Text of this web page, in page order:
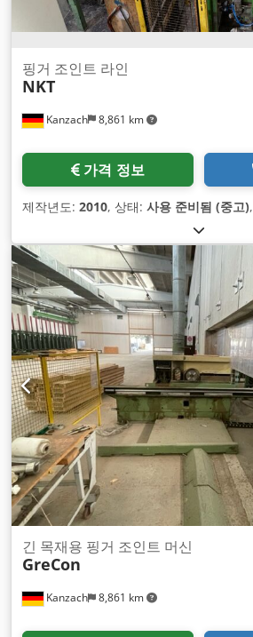
Kanzach 8,861 km
핑거 조인트 라인
NKT
가격 정보
제작년도: 2010, 상태: 사용 준비됨 (중고),
Kanzach 8,861 km
긴 목재용 핑거 조인트 머신
GreCon